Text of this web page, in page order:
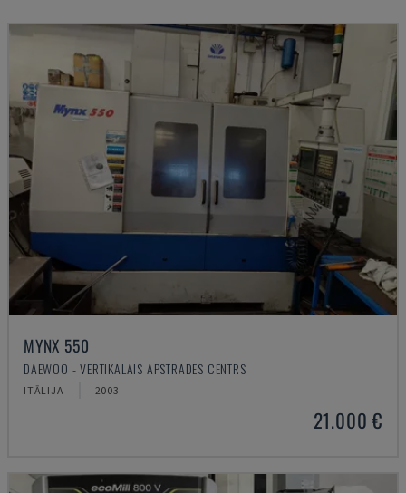
MYNX 550
DAEWOO - VERTIKĀLAIS APSTRĀDES CENTRS
ITĀLIJA 2003
21.000 €